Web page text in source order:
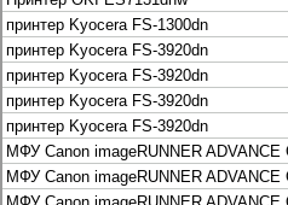
ГК “Катюша”
МФУ, копиры и
Принтеры и МФУ и
Плоттеры и МФУ
Плоттеры и
Цифровые
МФУ, сканеры,
Плоттеры